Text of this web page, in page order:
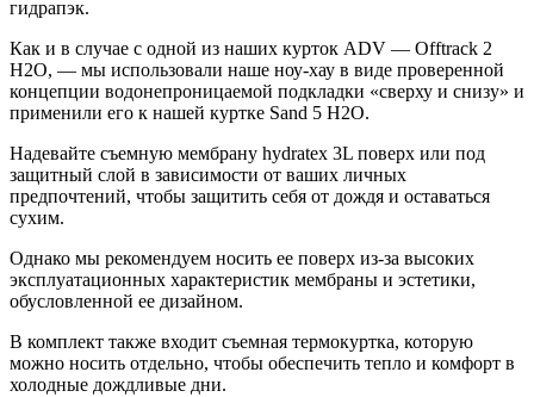
гидрапэк.
Как и в случае с одной из наших курток ADV — Offtrack 2
H2O, — мы использовали наше ноу-хау в виде проверенной
концепции водонепроницаемой подкладки «сверху и снизу» и
применили его к нашей куртке Sand 5 H2O.
Надевайте съемную мембрану hydratex 3L поверх или под
защитный слой в зависимости от ваших личных
предпочтений, чтобы защитить себя от дождя и оставаться
сухим.
Однако мы рекомендуем носить ее поверх из-за высоких
эксплуатационных характеристик мембраны и эстетики,
обусловленной ее дизайном.
В комплект также входит съемная термокуртка, которую
можно носить отдельно, чтобы обеспечить тепло и комфорт в
холодные дождливые дни.